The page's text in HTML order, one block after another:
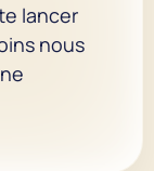
lancer
nous